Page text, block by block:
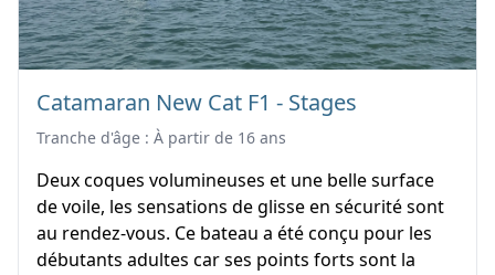
Catamaran New Cat F1 - Stages
Tranche d'âge : À partir de 16 ans
Deux coques volumineuses et une belle surface
de voile, les sensations de glisse en sécurité sont
au rendez-vous. Ce bateau a été conçu pour les
débutants adultes car ses points forts sont la